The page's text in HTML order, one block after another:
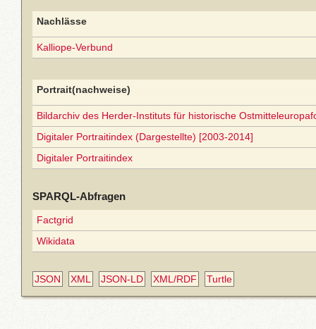
Nachlässe
Kalliope-Verbund
Portrait(nachweise)
Bildarchiv des Herder-Instituts für historische
Digitaler Portraitindex (Dargestellte) [2003-2014]
Digitaler Portraitindex
SPARQL-Abfragen
Factgrid
Wikidata
JSON XML JSON-LD XML/RDF Turtle